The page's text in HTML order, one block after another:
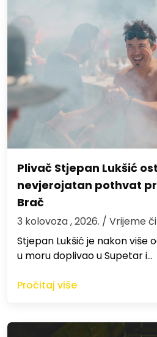
Plivač Stjepan Lukšić
nevjerojatan pothvat
Brač
3 kolovoza , 2026. / Vrijeme
St​jepan Lukšić je nakon više
u moru doplivao u Supetar i…
Pročitaj više